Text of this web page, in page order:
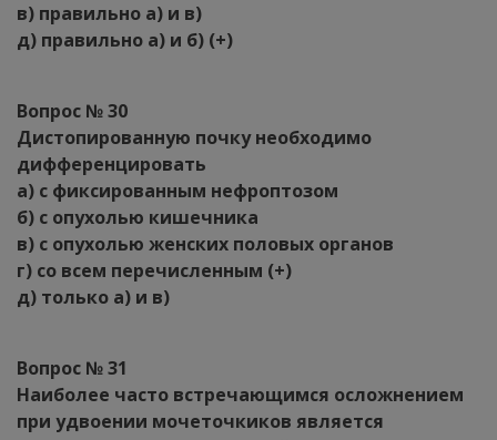
в) правильно а) и в)
д) правильно а) и б) (+)
Вопрос № 30
Дистопированную почку необходимо
дифференцировать
а) с фиксированным нефроптозом
б) с опухолью кишечника
в) с опухолью женских половых органов
г) со всем перечисленным (+)
д) только а) и в)
Вопрос № 31
Наиболее часто встречающимся осложнением
при удвоении мочеточкиков является